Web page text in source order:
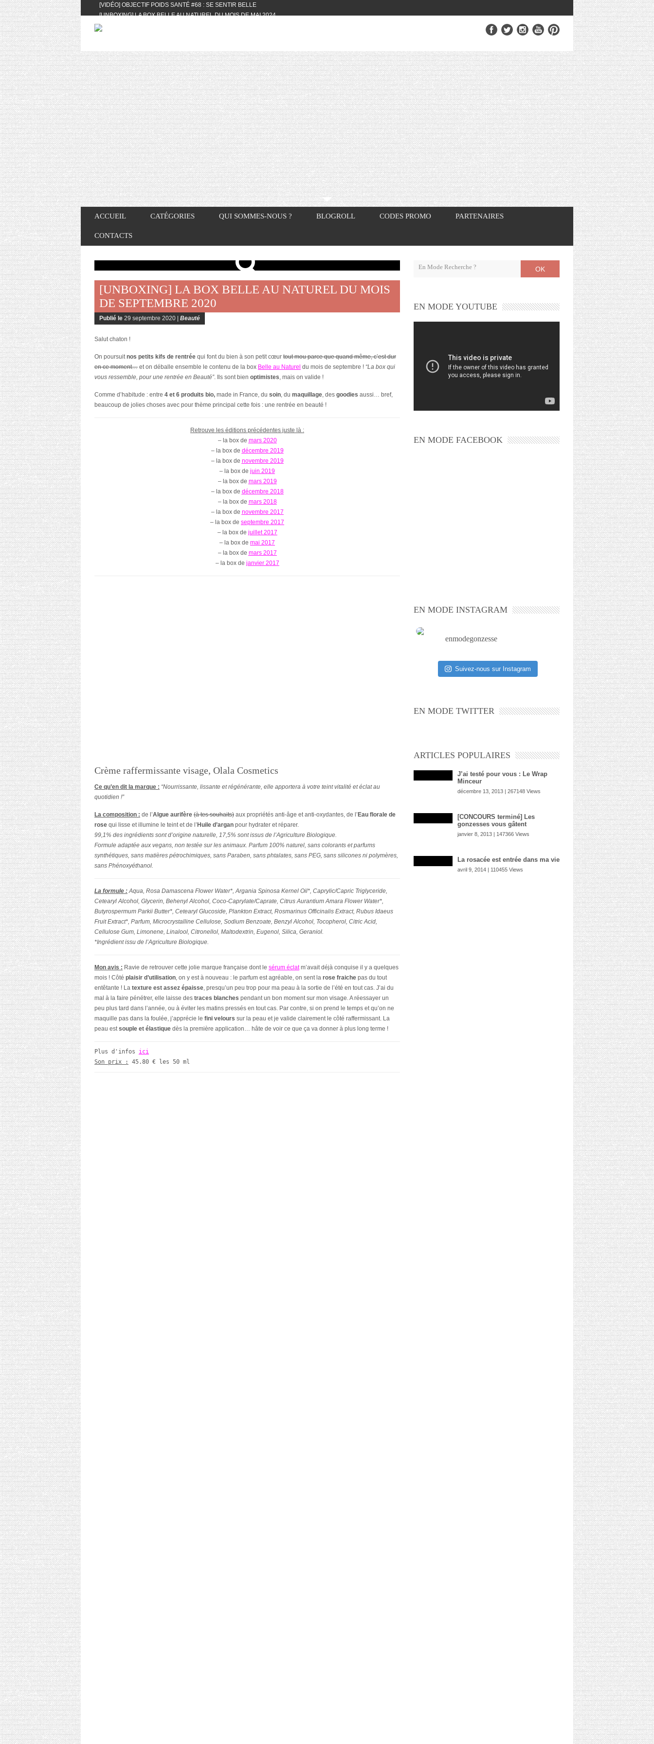
[VIDÉO] OBJECTIF POIDS SANTÉ #68 : SE SENTIR BELLE
[UNBOXING] LA BOX BELLE AU NATUREL DU MOIS DE MAI 2024
[VIDÉO] UNBOXING : LES MY LITTLE & BIOTYFULL BOX DU MOIS DE MAI 2024
[VIDÉO] QUITOQUE #10 : MEAL PREP & CONVIVIALITÉ
[VIDÉO] UNBOXING : LES MY LITTLE & BIOTYFULL BOX DU MOIS D’AVRIL
2024 FEAT. AKILA
[VIDÉO] OBJECTIF POIDS SANTÉ #67 : L’AVIS DES AUTRES, CE N’EST QUE LA
VIE DES AUTRES
[VIDÉO] UNBOXING : LES MY LITTLE & BIOTYFULL BOX DES MOIS DE
FÉVRIER ET MARS 2024 FEAT. AKILA
[VIDÉO] LA SÉLECTION DU MOIS #JANVIER2024
[VIDÉO] HELLOFRESH #34 : IDÉES RECETTES RISOTTO
ACCUEIL CATÉGORIES QUI SOMMES-NOUS ? BLOGROLL CODES PROMO PARTENAIRES
CONTACTS
[UNBOXING] LA BOX BELLE AU NATUREL DU MOIS
DE SEPTEMBRE 2020
Publié le 29 septembre 2020 | Beauté
Salut chaton !
On poursuitnos petits kifs de rentrée qui font du bien à son petit cœur tout mou parce que quand même, c’est dur
en ce moment… et on déballe ensemble le contenu de la box Belle au Naturel du mois de septembre ! “La box qui
vous ressemble, pour une rentrée en Beauté”. Ils sont bien optimistes, mais on valide !
Comme d’habitude : entre 4 et 6 produits bio, made in France, du soin, du maquillage, des goodies aussi… bref,
beaucoup de jolies choses avec pour thème principal cette fois : une rentrée en beauté !
Retrouve les éditions précédentes juste là :
– la box de mars 2020
– la box de décembre 2019
– la box de novembre 2019
– la box de juin 2019
– la box de mars 2019
– la box de décembre 2018
– la box de mars 2018
– la box de novembre 2017
– la box de septembre 2017
– la box de juillet 2017
– la box de mai 2017
– la box de mars 2017
– la box de janvier 2017
Crème raffermissante visage, Olala Cosmetics
Ce qu’en dit la marque : “Nourrissante, lissante et régénérante, elle apportera à votre teint vitalité et éclat au
quotidien !”
La composition : de l’Algue aurifère (à tes souhaits) aux propriétés anti-âge et anti-oxydantes, de l’ Eau florale de
rose qui lisse et illumine le teint et de l’ Huile d’argan pour hydrater et réparer.
99,1% des ingrédients sont d’origine naturelle, 17,5% sont issus de l’Agriculture Biologique.
Formule adaptée aux vegans, non testée sur les animaux. Parfum 100% naturel, sans colorants et parfums
synthétiques, sans matières pétrochimiques, sans Paraben, sans phtalates, sans PEG, sans silicones ni polymères,
sans Phénoxyéthanol.
La formule :Aqua, Rosa Damascena Flower Water*, Argania Spinosa Kernel Oil*, Caprylic/Capric Triglyceride,
Cetearyl Alcohol, Glycerin, Behenyl Alcohol, Coco-Caprylate/Caprate, Citrus Aurantium Amara Flower Water*,
Butyrospermum Parkii Butter*, Cetearyl Glucoside, Plankton Extract, Rosmarinus Officinalis Extract, Rubus Idaeus
Fruit Extract*, Parfum, Microcrystalline Cellulose, Sodium Benzoate, Benzyl Alcohol, Tocopherol, Citric Acid,
Cellulose Gum, Limonene, Linalool, Citronellol, Maltodextrin, Eugenol, Silica, Geraniol.
*Ingrédient issu de l’Agriculture Biologique.
Mon avis : Ravie de retrouver cette jolie marque française dont le sérum éclatm’avait déjà conquise il y a quelques
mois ! Côté plaisir d’utilisation, on y est à nouveau : le parfum est agréable, on sent la rose fraiche pas du tout
entêtante ! La texture est assez épaisse, presqu’un peu trop pour ma peau à la sortie de l’été en tout cas. J’ai du
mal à la faire pénétrer, elle laisse des traces blanches pendant un bon moment sur mon visage. A réessayer un
peu plus tard dans l’année, ou à éviter les matins pressés en tout cas. Par contre, si on prend le temps et qu’on ne
maquille pas dans la foulée, j’apprécie le fini velours sur la peau et je valide clairement le côté raffermissant. La
peau estsouple et élastique dès la première application… hâte de voir ce que ça va donner à plus long terme !
Plus d'infos ici
Son prix :
45.80 € les 50 ml
OK
EN MODE YOUTUBE
EN MODE FACEBOOK
EN MODE INSTAGRAM
enmodegonzesse
Suivez-nous sur Instagram
EN MODE TWITTER
ARTICLES POPULAIRES
J’ai testé pour vous : Le Wrap
Minceur
décembre 13, 2013 | 267148 Views
[CONCOURS terminé] Les
gonzesses vous gâtent
janvier 8, 2013 | 147366 Views
La rosacée est entrée dans ma vie
avril 9, 2014 | 110455 Views